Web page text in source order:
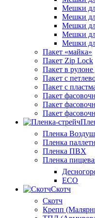
Мешки
Мешки
Мешки
Мешки
Мешки
Пакет «майка»
Пакет Zip Lock
Пакет в
Пакет с
Пакет с
Пакет
Пакет
Пакет
Пленка
Пленка
Пленка ПВХ
Пленка
ECO
Скотч
Скотч
Крепп